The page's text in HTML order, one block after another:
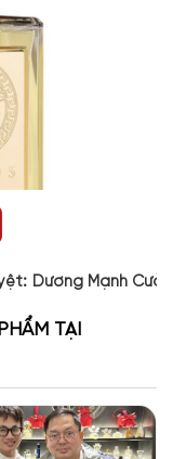
hoa Argos chính
còn đặc biệt cầu
Dương Mạnh
TẠI